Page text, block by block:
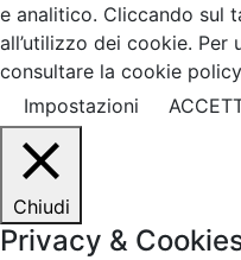
e analitico. Cliccando sul
all’utilizzo dei cookie.
consultare la cookie
Impostazioni
Chiudi
Privacy &